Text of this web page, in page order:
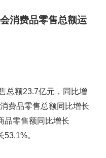
消费品零售总额运
总额23.7亿元，同比增
费品零售总额同比增长
品零售额同比增长
。